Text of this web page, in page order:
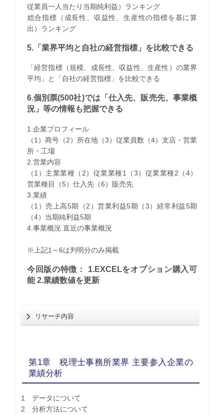
従業員一人当たり当期純利益）ランキング
​総合指標（成長性、収益性、生産性の指標を基に算
出）ランキング
5.「業界平均と自社の経営指標」を比較できる
「経営指標（規模、成長性、収益性、生産性）の業界
平均」と「自社の経営指標」を比較できる
6.個別票(500社)では「仕入先、販売先、事業概
況」等の情報も把握できる
1.企業プロフィール
（1）商号（2）所在地（3）従業員数（4）支店・営業
所・工場
2.営業内容
（1）主業業種（2）従業業種1（3）従業業種2（4）
営業種目（5）仕入先（6）販売先
3.業績
（1）売上高5期（2）営業利益5期（3）経常利益5期
（4）当期純利益5期
4.事業概況 直近の事業概況
※上記1～6は判明分のみ掲載
今回版の特徴： 1.EXCELをオプション購入可
能 2.業績数値を更新
リサーチ内容
第1章 税理士事務所業界 主要参入企業の
業績分析
1 データについて
2 分析方法について